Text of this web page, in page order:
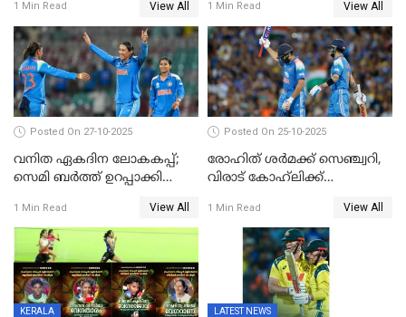
തകർന്നു; അഞ്ച് വിക്കറ്റ്
ജയവുമായി ഇന്ത്യൻ
വനിതകൾ ലോകകപ്പ്
കലാശപ്പോരിന്
1 Min Read View All 1 Min Read View All
Posted On 27-10-2025
വനിത ഏകദിന ലോകകപ്പ്;
സെമി ബര്‍ത്ത് ഉറപ്പാക്കി
1 Min Read View All
Posted On 25-10-2025
രോഹിത് ശർമക്ക് സെഞ്ച്വറി,
വിരാട് കോഹ്‍ലിക്ക്
മുൻനായകരുടെ മികവിൽ
ഓസീസിനെതിരെ ഉജ്ജ്വല
1 Min Read View All
KERALA LATEST NEWS